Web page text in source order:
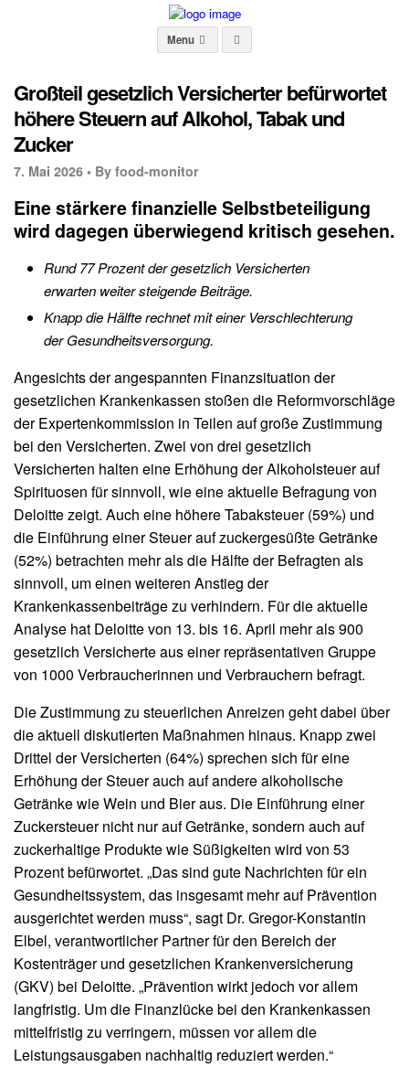
Menu
Großteil gesetzlich Versicherter befürwortet
höhere Steuern auf Alkohol, Tabak und
Zucker
7. Mai 2026 • By food-monitor
Eine stärkere finanzielle Selbstbeteiligung
wird dagegen überwiegend kritisch gesehen.
Rund 77 Prozent der gesetzlich Versicherten
erwarten weiter steigende Beiträge.
Knapp die Hälfte rechnet mit einer Verschlechterung
der Gesundheitsversorgung.
Angesichts der angespannten Finanzsituation der
gesetzlichen Krankenkassen stoßen die Reformvorschläge
der Expertenkommission in Teilen auf große Zustimmung
bei den Versicherten. Zwei von drei gesetzlich
Versicherten halten eine Erhöhung der Alkoholsteuer auf
Spirituosen für sinnvoll, wie eine aktuelle Befragung von
Deloitte zeigt. Auch eine höhere Tabaksteuer (59%) und
die Einführung einer Steuer auf zuckergesüßte Getränke
(52%) betrachten mehr als die Hälfte der Befragten als
sinnvoll, um einen weiteren Anstieg der
Krankenkassenbeiträge zu verhindern. Für die aktuelle
Analyse hat Deloitte von 13. bis 16. April mehr als 900
gesetzlich Versicherte aus einer repräsentativen Gruppe
von 1000 Verbraucherinnen und Verbrauchern befragt.
Die Zustimmung zu steuerlichen Anreizen geht dabei über
die aktuell diskutierten Maßnahmen hinaus. Knapp zwei
Drittel der Versicherten (64%) sprechen sich für eine
Erhöhung der Steuer auch auf andere alkoholische
Getränke wie Wein und Bier aus. Die Einführung einer
Zuckersteuer nicht nur auf Getränke, sondern auch auf
zuckerhaltige Produkte wie Süßigkeiten wird von 53
Prozent befürwortet. „Das sind gute Nachrichten für ein
Gesundheitssystem, das insgesamt mehr auf Prävention
ausgerichtet werden muss“, sagt Dr. Gregor-Konstantin
Elbel, verantwortlicher Partner für den Bereich der
Kostenträger und gesetzlichen Krankenversicherung
(GKV) bei Deloitte. „Prävention wirkt jedoch vor allem
langfristig. Um die Finanzlücke bei den Krankenkassen
mittelfristig zu verringern, müssen vor allem die
Leistungsausgaben nachhaltig reduziert werden.“